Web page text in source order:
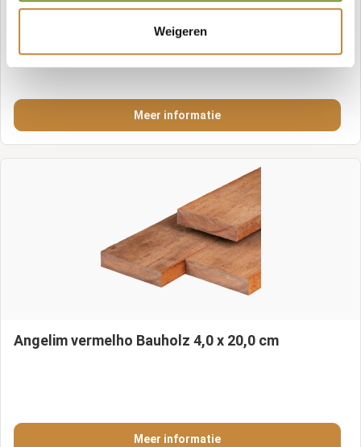
Weigeren
Angelim vermelho Bauholz 5,0 x 15,0 cm
Meer informatie
Angelim vermelho Bauholz 4,0 x 20,0 cm
Meer informatie